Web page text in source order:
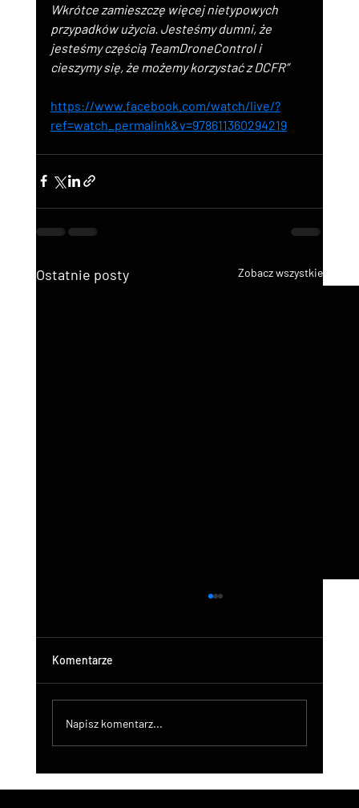
Wkrótce zamieszczę więcej nietypowych
przypadków użycia. Jesteśmy dumni, że
jesteśmy częścią TeamDroneControl i
cieszymy się, że możemy korzystać z DCFR”
https://www.facebook.com/watch/live/?
ref=watch_permalink&v=978611360294219
Ostatnie posty Zobacz wszystkie
Komentarze
Napisz komentarz...